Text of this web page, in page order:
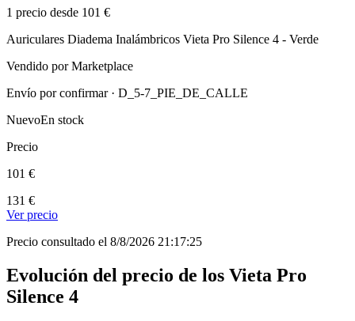
1 precio desde 101 €
Auriculares Diadema Inalámbricos Vieta Pro Silence 4 - Verde
Vendido por Marketplace
Envío por confirmar · D_5-7_PIE_DE_CALLE
NuevoEn stock
Precio
101 €
131 €
Ver precio
Precio consultado el 8/8/2026 21:17:25
Evolución del precio de los Vieta Pro
Silence 4